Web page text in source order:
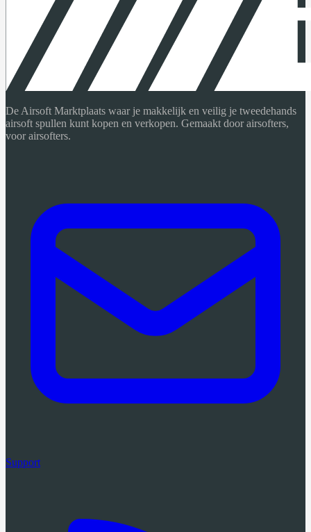
De Airsoft Marktplaats waar je makkelijk en veilig je tweedehands
airsoft spullen kunt kopen en verkopen. Gemaakt door airsofters,
voor airsofters.
Support